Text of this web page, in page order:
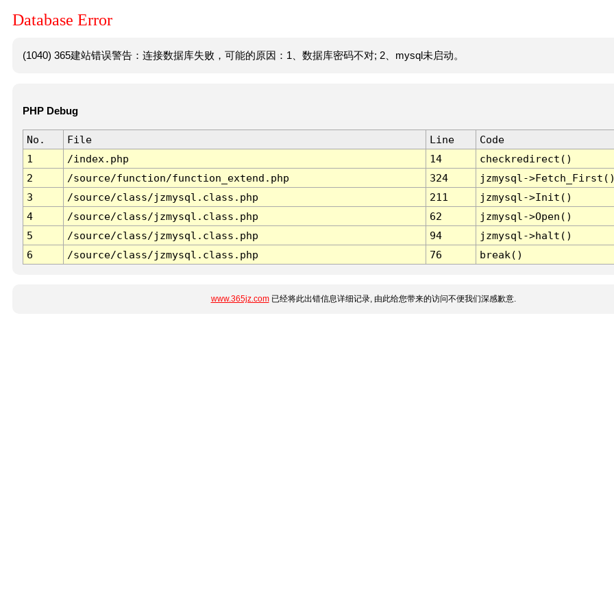
Database Error
(1040) 365建站错误警告：连接数据库失败，可能的原因：1、数据库密码不对; 2、mysql未启动。
PHP Debug
No. File Line
Code
1
/index.php 14
checkredirect()
2
/source/function/function_extend.php 324
jzmysql-
3
/source/class/jzmysql.class.php 211
jzmysql->Init()
4
/source/class/jzmysql.class.php 62
jzmysql->Open()
5
/source/class/jzmysql.class.php 94
jzmysql->halt()
6
/source/class/jzmysql.class.php 76 break()
www.365jz.com已经将此出错信息详细记录, 由此给您带来的访问不便我们深感歉意.